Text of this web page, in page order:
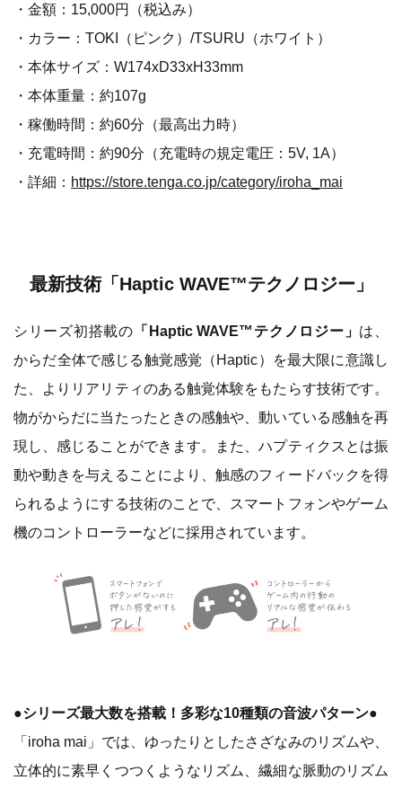
・金額：15,000円（税込み）
・カラー：TOKI（ピンク）/TSURU（ホワイト）
・本体サイズ：W174xD33xH33mm
・本体重量：約107g
・稼働時間：約60分（最高出力時）
・充電時間：約90分（充電時の規定電圧：5V, 1A）
・詳細： https://store.tenga.co.jp/category/iroha_mai
最新技術「Haptic WAVE™テクノロジー」
シリーズ初搭載の 「Haptic WAVE™テクノロジー」 は、
からだ全体で感じる触覚感覚（Haptic）を最大限に意識し
た、よりリアリティのある触覚体験をもたらす技術です。
物がからだに当たったときの感触や、動いている感触を再
現し、感じることができます。また、ハプティクスとは振
動や動きを与えることにより、触感のフィードバックを得
られるようにする技術のことで、スマートフォンやゲーム
機のコントローラーなどに採用されています。
●シリーズ最大数を搭載！多彩な10種類の音波パターン●
「iroha mai」では、ゆったりとしたさざなみのリズムや、
立体的に素早くつつくようなリズム、繊細な脈動のリズム